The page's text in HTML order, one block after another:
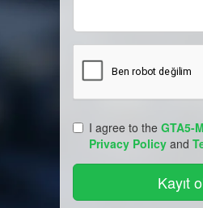
I agree to the GTA5-
Privacy Policy and